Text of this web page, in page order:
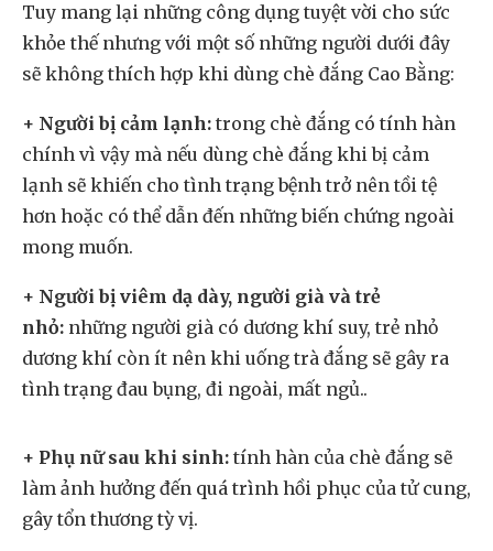
Tuy mang lại những công dụng tuyệt vời cho sức
khỏe thế nhưng với một số những người dưới đây
sẽ không thích hợp khi dùng chè đắng Cao Bằng:
+ Người bị cảm lạnh: trong chè đắng có tính hàn
chính vì vậy mà nếu dùng chè đắng khi bị cảm
lạnh sẽ khiến cho tình trạng bệnh trở nên tồi tệ
hơn hoặc có thể dẫn đến những biến chứng ngoài
mong muốn.
+ Người bị viêm dạ dày, người già và trẻ
nhỏ: những người già có dương khí suy, trẻ nhỏ
dương khí còn ít nên khi uống trà đắng sẽ gây ra
tình trạng đau bụng, đi ngoài, mất ngủ..
+ Phụ nữ sau khi sinh: tính hàn của chè đắng sẽ
làm ảnh hưởng đến quá trình hồi phục của tử cung,
gây tổn thương tỳ vị.